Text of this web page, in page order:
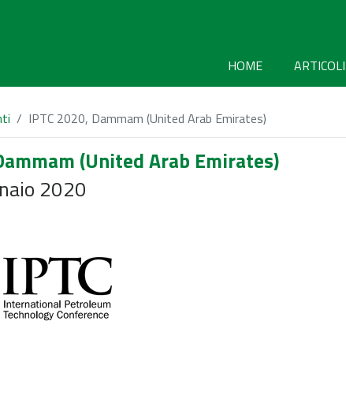
HOME ARTICOLI
IPTC 2020, Dammam (United Arab Emirates)
(United Arab Emirates)
2020